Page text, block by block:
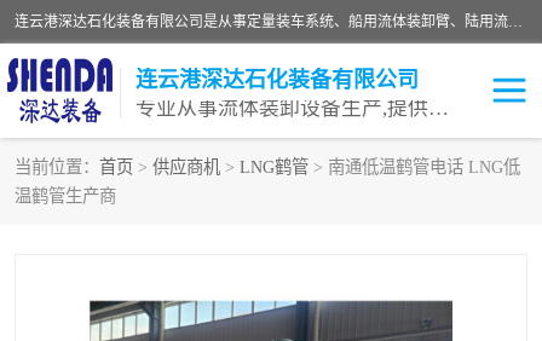
连云港深达石化装备有限公司是从事定量装车系统、船用流体装卸臂、陆用流体装卸臂（鹤管）、活动梯、钢构平台等全系列流体装卸设备的设计、制造、销售以及服务的专业供应商。公司始终以客户为中心，密切跟踪国内外油气储运及装卸设备先进技术的发展，以先进的技术、优质的产品、一流的服务，满足客户需求。
连云港深达石化装备有限公司
专业从事流体装卸设备生产,提供全面解决方案，生产与定制服务
当前位置： 首页 > 供应商机 > LNG鹤管 > 南通低温鹤管电话 LNG低
温鹤管生产商
鹤管
液氨装鹤管 潜油泵鹤管